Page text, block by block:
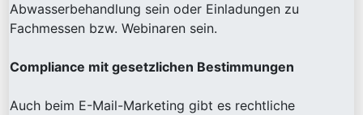
Abwasserbehandlung sein oder Einladungen zu
Fachmessen bzw. Webinaren sein.
Compliance mit gesetzlichen Bestimmungen
Auch beim E-Mail-Marketing gibt es rechtliche